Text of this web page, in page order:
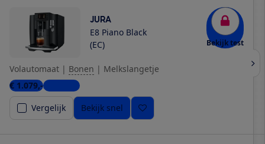
JURA
E8 Piano Black
(EC)
Bekijk test
Volautomaat | Bonen | Melkslangetje
€ 1.079,-2 winkels
Vergelijk
Bekijk snel